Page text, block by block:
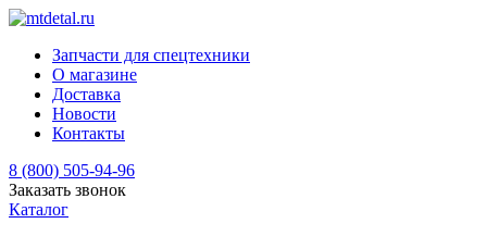
Запчасти для спецтехники
О магазине
Доставка
Новости
Контакты
8 (800) 505-94-96
Заказать звонок
Каталог